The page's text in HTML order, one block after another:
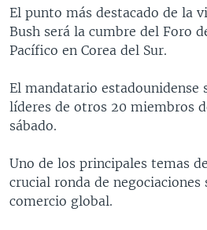
TECNOLOGÍA
DEPORTES
CIENCIA Y SALUD
FOTOGRAFÍA
AUDIOS
EL MUNDO AL DÍA
FORO INTERAMERICANO
VISIÓN 360
LAS CLAVES
RADIO
AVANCE INFORMATIVO
AUDIONOTICIAS
BUENOS DÍAS AMÉRICA
EL MUNDO AL DÍA [RADIO]
FORO [RADIO]
DIRECT
DOCUMENTALES DE LA VOA
Learning English
SÍGANOS
El punto más destacado de la
Bush será la cumbre del Foro
Pacífico en Corea del Sur.
El mandatario estadounidense
líderes de otros 20 miembros
sábado.
Uno de los principales temas
crucial ronda de negociaciones
comercio global.